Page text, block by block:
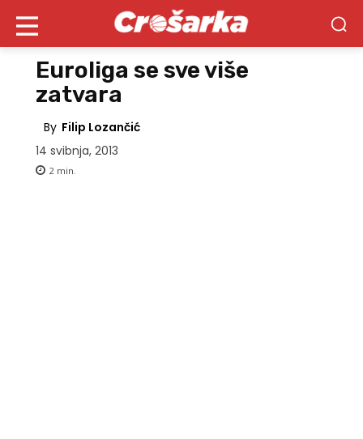
Euroliga se sve više
zatvara
By Filip Lozančić
14 svibnja, 2013
2 min.